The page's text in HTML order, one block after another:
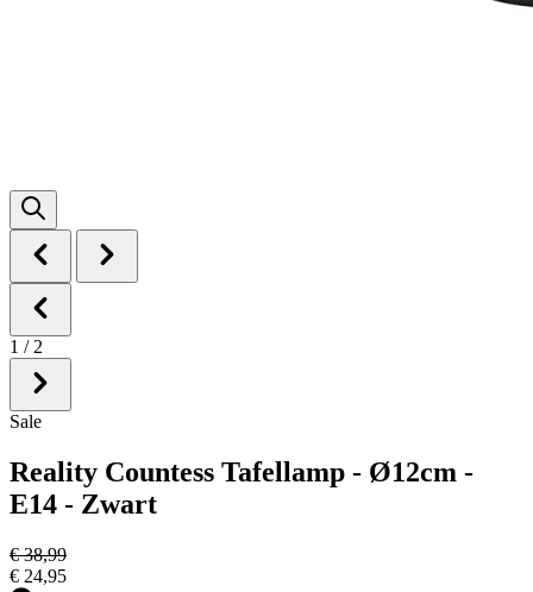
1 / 2
Sale
Reality Countess Tafellamp - Ø12cm -
E14 - Zwart
€ 38,99
€ 24,95